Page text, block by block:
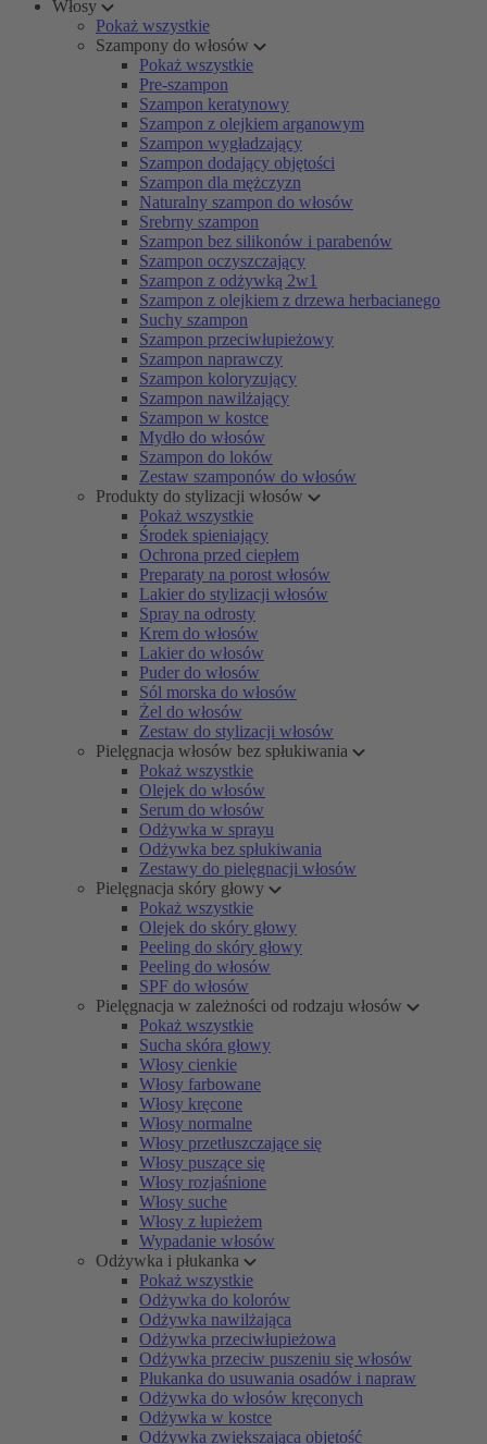
Włosy
Pokaż wszystkie
Szampony do włosów
Pokaż wszystkie
Pre-szampon
Szampon keratynowy
Szampon z olejkiem arganowym
Szampon wygładzający
Szampon dodający objętości
Szampon dla mężczyzn
Naturalny szampon do włosów
Srebrny szampon
Szampon bez silikonów i parabenów
Szampon oczyszczający
Szampon z odżywką 2w1
Szampon z olejkiem z drzewa herbacianego
Suchy szampon
Szampon przeciwłupieżowy
Szampon naprawczy
Szampon koloryzujący
Szampon nawilżający
Szampon w kostce
Mydło do włosów
Szampon do loków
Zestaw szamponów do włosów
Produkty do stylizacji włosów
Pokaż wszystkie
Środek spieniający
Ochrona przed ciepłem
Preparaty na porost włosów
Lakier do stylizacji włosów
Spray na odrosty
Krem do włosów
Lakier do włosów
Puder do włosów
Sól morska do włosów
Żel do włosów
Zestaw do stylizacji włosów
Pielęgnacja włosów bez spłukiwania
Pokaż wszystkie
Olejek do włosów
Serum do włosów
Odżywka w sprayu
Odżywka bez spłukiwania
Zestawy do pielęgnacji włosów
Pielęgnacja skóry głowy
Pokaż wszystkie
Olejek do skóry głowy
Peeling do skóry głowy
Peeling do włosów
SPF do włosów
Pielęgnacja w zależności od rodzaju włosów
Pokaż wszystkie
Sucha skóra głowy
Włosy cienkie
Włosy farbowane
Włosy kręcone
Włosy normalne
Włosy przetłuszczające się
Włosy puszące się
Włosy rozjaśnione
Włosy suche
Włosy z łupieżem
Wypadanie włosów
Odżywka i płukanka
Pokaż wszystkie
Odżywka do kolorów
Odżywka nawilżająca
Odżywka przeciwłupieżowa
Odżywka przeciw puszeniu się włosów
Płukanka do usuwania osadów i napraw
Odżywka do włosów kręconych
Odżywka w kostce
Odżywka zwiększająca objętość